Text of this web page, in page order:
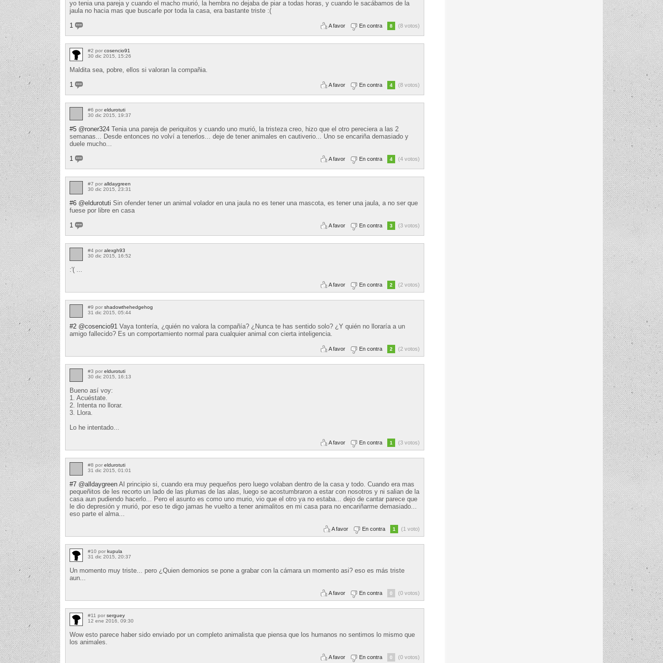
yo tenia una pareja y cuando el macho murió, la hembra no dejaba de piar a todas horas, y cuando le sacábamos de la
jaula no hacia mas que buscarle por toda la casa, era bastante triste :(
1
A favor En contra 8 (8 votos)
#2 por cosencio91
30 dic 2015, 15:26
Maldita sea, pobre, ellos si valoran la compañia.
1
A favor En contra 4 (8 votos)
#6 por eldurotuti
30 dic 2015, 19:37
#5 @roner324 Tenia una pareja de periquitos y cuando uno murió, la tristeza creo, hizo que el otro pereciera a las 2
semanas... Desde entonces no volví a tenerlos... deje de tener animales en cautiverio... Uno se encariña demasiado y
duele mucho...
1
A favor En contra 4 (4 votos)
#7 por alldaygreen
30 dic 2015, 23:31
#6 @eldurotuti Sin ofender tener un animal volador en una jaula no es tener una mascota, es tener una jaula, a no ser que
fuese por libre en casa
1
A favor En contra 3 (3 votos)
#4 por alexgh93
30 dic 2015, 16:52
:'( ...
A favor En contra 2 (2 votos)
#9 por shadowthehedgehog
31 dic 2015, 05:44
#2 @cosencio91 Vaya tontería, ¿quién no valora la compañía? ¿Nunca te has sentido solo? ¿Y quién no lloraría a un
amigo fallecido? Es un comportamiento normal para cualquier animal con cierta inteligencia.
A favor En contra 2 (2 votos)
#3 por eldurotuti
30 dic 2015, 16:13
Bueno así voy:
1. Acuéstate.
2. Intenta no llorar.
3. Llora.
Lo he intentado...
A favor En contra 1 (3 votos)
#8 por eldurotuti
31 dic 2015, 01:01
#7 @alldaygreen Al principio si, cuando era muy pequeños pero luego volaban dentro de la casa y todo. Cuando era mas
pequeñitos de les recorto un lado de las plumas de las alas, luego se acostumbraron a estar con nosotros y ni salian de la
casa aun pudiendo hacerlo... Pero el asunto es como uno murio, vio que el otro ya no estaba... dejo de cantar parece que
le dio depresión y murió, por eso te digo jamas he vuelto a tener animalitos en mi casa para no encariñarme demasiado...
eso parte el alma...
A favor En contra 1 (1 voto)
#10 por kupula
31 dic 2015, 20:37
Un momento muy triste... pero ¿Quien demonios se pone a grabar con la cámara un momento asi? eso es más triste
aun...
A favor En contra 0 (0 votos)
#11 por serguey
12 ene 2016, 09:30
Wow esto parece haber sido enviado por un completo animalista que piensa que los humanos no sentimos lo mismo que
los animales.
A favor En contra 0 (0 votos)